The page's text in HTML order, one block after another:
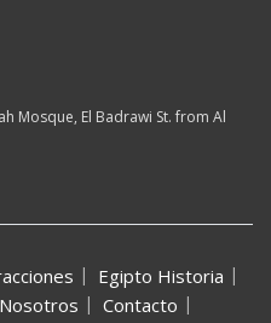
Mosque, El Badrawi St. from Al
Egipto Historia
Contacto